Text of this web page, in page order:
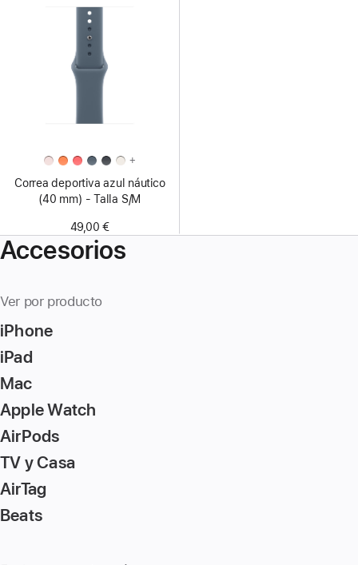
+
Correa deportiva azul náutico
(40 mm) - Talla S/M
49,00 €
Accesorios
Ver por producto
iPhone
iPad
Mac
Apple Watch
AirPods
TV y Casa
AirTag
Beats